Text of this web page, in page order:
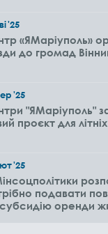
'25
«ЯМаріуполь»
до громад
'25
"ЯМаріуполь"
проєкт для
'25
подавати
оренди